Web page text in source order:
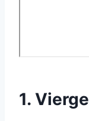
1. Vierge